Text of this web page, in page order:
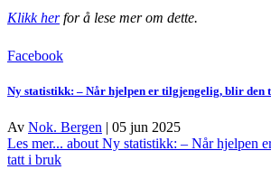
Klikk herfor å lese mer om dette.
Facebook
Ny statistikk: – Når hjelpen er tilgjengelig, blir den
Av Nok. Bergen | 05 jun 2025
Les mer... about Ny statistikk: – Når hjelpen
tatt i bruk